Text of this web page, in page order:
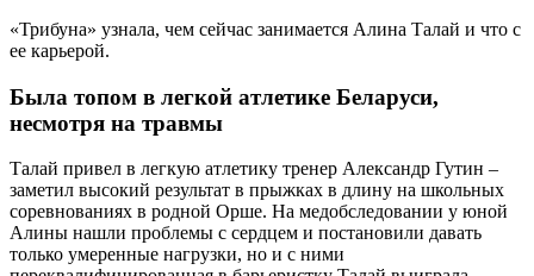
«Трибуна» узнала, чем сейчас занимается Алина Талай и что с
ее карьерой.
Была топом в легкой атлетике Беларуси,
несмотря на травмы
Талай привел в легкую атлетику тренер Александр Гутин –
заметил высокий результат в прыжках в длину на школьных
соревнованиях в родной Орше. На медобследовании у юной
Алины нашли проблемы с сердцем и постановили давать
только умеренные нагрузки, но и с ними